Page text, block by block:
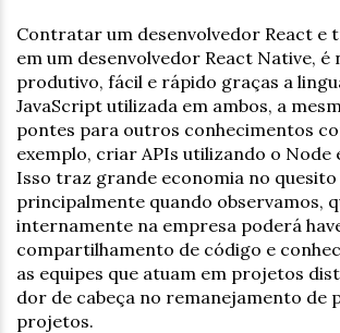
Contratar um desenvolvedor React e
em um desenvolvedor React Native, é
produtivo, fácil e rápido graças a
JavaScript utilizada em ambos, a
pontes para outros conhecimentos
exemplo, criar APIs utilizando o Node
Isso traz grande economia no
principalmente quando observamos,
internamente na empresa poderá
compartilhamento de código e
as equipes que atuam em projetos
dor de cabeça no remanejamento de
projetos.